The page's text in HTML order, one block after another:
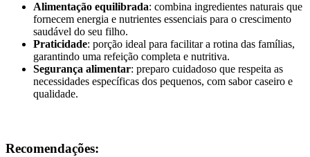
Alimentação equilibrada: combina ingredientes naturais que
fornecem energia e nutrientes essenciais para o crescimento
saudável do seu filho.
Praticidade: porção ideal para facilitar a rotina das famílias,
garantindo uma refeição completa e nutritiva.
Segurança alimentar: preparo cuidadoso que respeita as
necessidades específicas dos pequenos, com sabor caseiro e
qualidade.
Recomendações: